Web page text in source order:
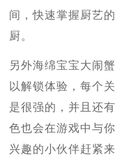
间，快速掌握厨艺
厨。
另外海绵宝宝大闹
以解锁体验，每个
是很强的，并且还
色也会在游戏中与
兴趣的小伙伴赶紧